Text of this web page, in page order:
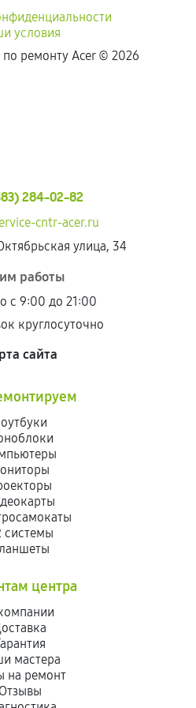
условия
ремонту Acer © 2026
284-02-82
cntr-acer.ru
улица, 34
работы
с 9:00 до 21:00
круглосуточно
сайта
системы
центра
мастера
на ремонт
Отзывы